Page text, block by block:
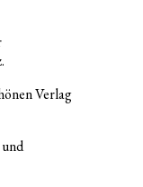
Verlag